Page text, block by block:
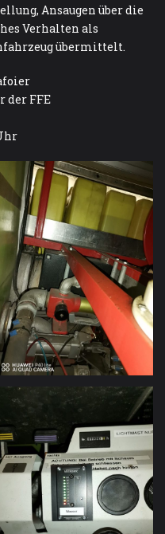
Ansaugen über die
Verhalten als
übermittelt.
der FFE